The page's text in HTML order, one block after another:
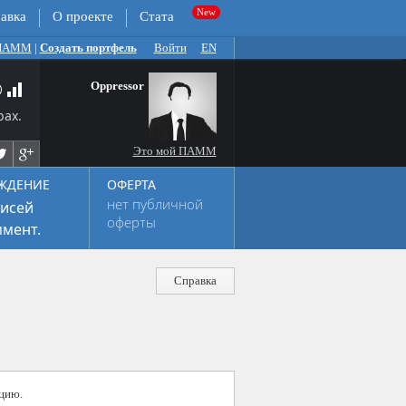
О проекте Стата
| Создать портфель Войти EN
Oppressor
Это мой ПАММ
ОФЕРТА
нет публичной
оферты
Справка